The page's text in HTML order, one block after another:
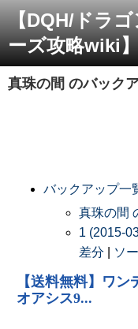
【DQH/ドラ
ーズ攻略wiki
真珠の間 のバック
バックアップ一
真珠の間
1 (2015-
差分
ソ